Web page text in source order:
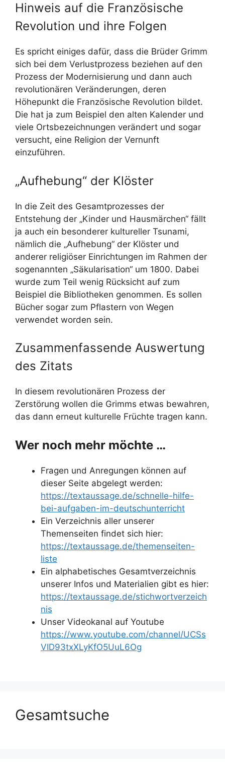
Hinweis auf die Französische
Revolution und ihre Folgen
Es spricht einiges dafür, dass die Brüder Grimm
sich bei dem Verlustprozess beziehen auf den
Prozess der Modernisierung und dann auch
revolutionären Veränderungen, deren
Höhepunkt die Französische Revolution bildet.
Die hat ja zum Beispiel den alten Kalender und
viele Ortsbezeichnungen verändert und sogar
versucht, eine Religion der Vernunft
einzuführen.
„Aufhebung“ der Klöster
In die Zeit des Gesamtprozesses der
Entstehung der „Kinder und Hausmärchen“ fällt
ja auch ein besonderer kultureller Tsunami,
nämlich die „Aufhebung“ der Klöster und
anderer religiöser Einrichtungen im Rahmen der
sogenannten „Säkularisation“ um 1800. Dabei
wurde zum Teil wenig Rücksicht auf zum
Beispiel die Bibliotheken genommen. Es sollen
Bücher sogar zum Pflastern von Wegen
verwendet worden sein.
Zusammenfassende Auswertung
des Zitats
In diesem revolutionären Prozess der
Zerstörung wollen die Grimms etwas bewahren,
das dann erneut kulturelle Früchte tragen kann.
Wer noch mehr möchte …
Fragen und Anregungen können auf
dieser Seite abgelegt werden:
https://textaussage.de/schnelle-hilfe-
bei-aufgaben-im-deutschunterricht
Ein Verzeichnis aller unserer
Themenseiten findet sich hier:
https://textaussage.de/themenseiten-
liste
Ein alphabetisches Gesamtverzeichnis
unserer Infos und Materialien gibt es hier:
https://textaussage.de/stichwortverzeich
nis
Unser Videokanal auf Youtube
https://www.youtube.com/channel/UCSs
VID93txXLyKfO5UuL6Og
Gesamtsuche